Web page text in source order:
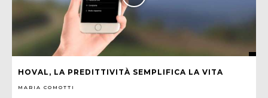
HOVAL, LA PREDITTIVITÀ SEMPLIFICA LA VITA
MARIA COMOTTI